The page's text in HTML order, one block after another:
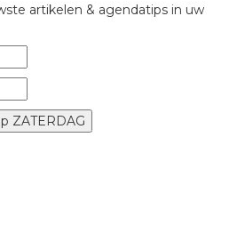
artikelen & agendatips in uw